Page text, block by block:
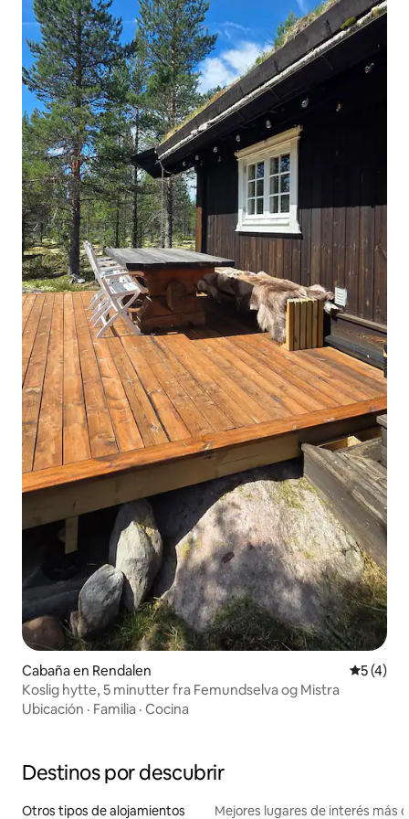
Cabaña en Rendalen
5 (4)
Koslig hytte, 5 minutter fra Femundselva og Mistra
Ubicación · Familia · Cocina
Destinos por descubrir
Otros tipos de alojamientos Mejores lugares de interés más